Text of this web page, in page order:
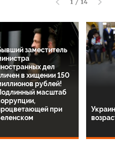
1 / 14
заместитель
дел
в хищении 150
рублей!
масштаб
при